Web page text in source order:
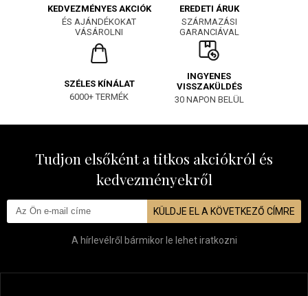
KEDVEZMÉNYES AKCIÓK
ÉS AJÁNDÉKOKAT
VÁSÁROLNI
EREDETI ÁRUK
SZÁRMAZÁSI
GARANCIÁVAL
SZÉLES KÍNÁLAT
6000+ TERMÉK
INGYENES
VISSZAKÜLDÉS
30 NAPON BELÜL
Tudjon elsőként a titkos akciókról és
kedvezményekről
KÜLDJE EL A KÖVETKEZŐ CÍMRE
A hírlevélről bármikor le lehet iratkozni